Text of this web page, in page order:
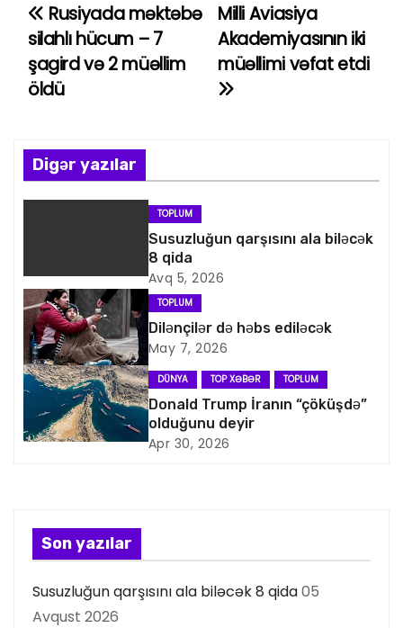
Y
a
z
n
a
i
q
a
s
i
s
ı
Milli Aviasiya
Akademiyasının iki
müəllimi vəfat etdi
Rusiyada məktəbə
silahlı hücum – 7
şagird və 2 müəllim
öldü
Digər yazılar
TOPLUM
Susuzluğun qarşısını ala biləcək
8 qida
Avq 5, 2026
TOPLUM
Dilənçilər də həbs ediləcək
May 7, 2026
DÜNYA TOP XƏBƏR TOPLUM
Donald Trump İranın “çöküşdə”
olduğunu deyir
Apr 30, 2026
Son yazılar
Susuzluğun qarşısını ala biləcək 8 qida05
Avqust 2026